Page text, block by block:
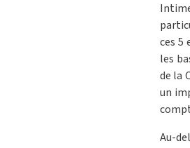
ces 5
les
de la
un
Au-